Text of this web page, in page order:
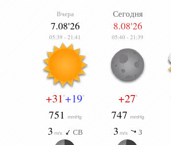
Вчера
7.08'26
05:39 - 21:41
+31 °+19°
751 mmHg
3 m/s СВ
Сегодня
8.08'26
05:40 -21:39
+27°
747 mmHg
3 m/s З